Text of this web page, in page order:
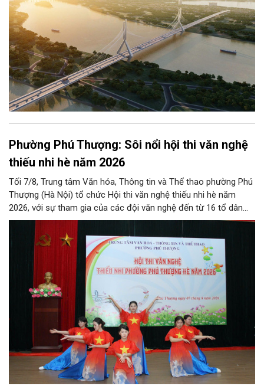
Phường Phú Thượng: Sôi nổi hội thi văn nghệ
thiếu nhi hè năm 2026
Tối 7/8, Trung tâm Văn hóa, Thông tin và Thể thao phường Phú
Thượng (Hà Nội) tổ chức Hội thi văn nghệ thiếu nhi hè năm
2026, với sự tham gia của các đội văn nghệ đến từ 16 tổ dân
phố trên địa bàn.